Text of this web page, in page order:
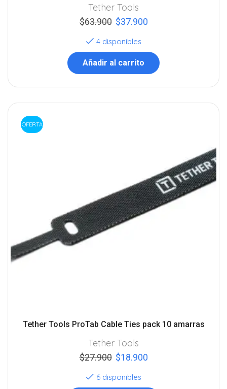
Tether Tools
$63.900 $37.900
4 disponibles
Añadir al carrito
OFERTA
Tether Tools ProTab Cable Ties pack 10 amarras
Tether Tools
$27.900 $18.900
6 disponibles